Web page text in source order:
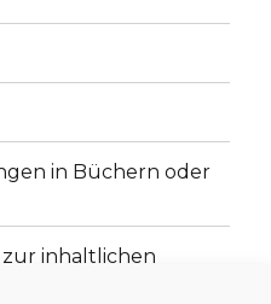
in Büchern oder
inhaltlichen